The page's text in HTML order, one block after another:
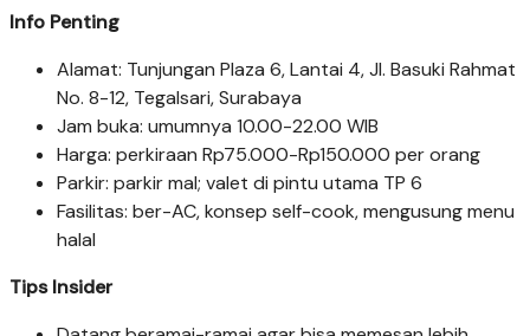
Info Penting
Alamat: Tunjungan Plaza 6, Lantai 4, Jl. Basuki Rahmat
No. 8-12, Tegalsari, Surabaya
Jam buka: umumnya 10.00-22.00 WIB
Harga: perkiraan Rp75.000-Rp150.000 per orang
Parkir: parkir mal; valet di pintu utama TP 6
Fasilitas: ber-AC, konsep self-cook, mengusung menu
halal
Tips Insider